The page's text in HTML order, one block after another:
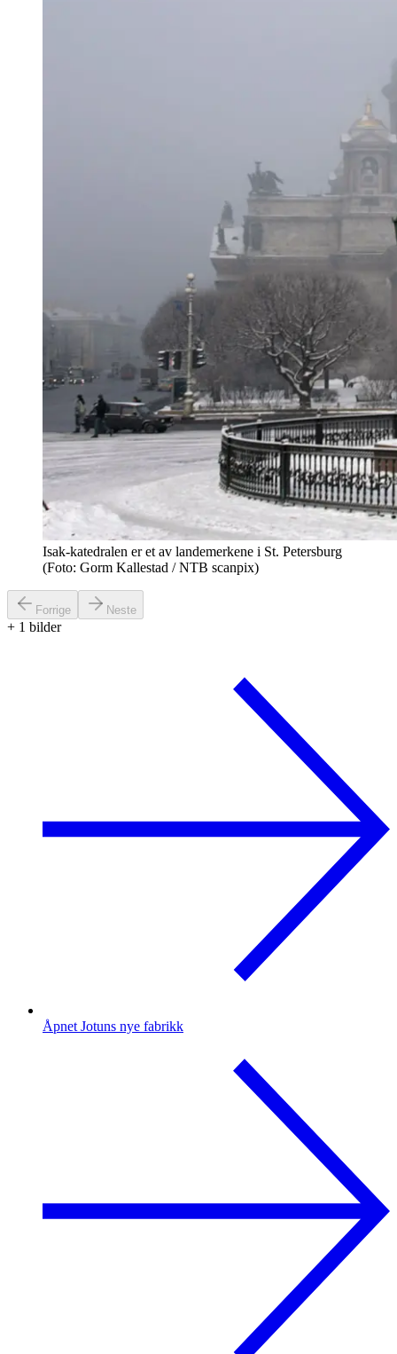
Isak-katedralen er et av landemerkene i St. Petersburg
(Foto: Gorm Kallestad / NTB scanpix)
Forrige Neste
+ 1 bilder
Åpnet Jotuns nye fabrikk